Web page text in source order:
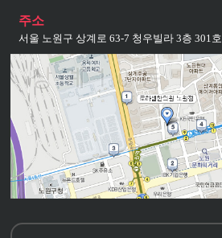
주소
서울 노원구 상계로 63-7 청우빌라 3층 301호